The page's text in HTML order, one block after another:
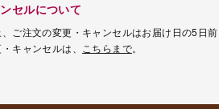
セルについて
ご注文の変更・キャンセルはお届け日の5日
キャンセルは、
こちらまで。